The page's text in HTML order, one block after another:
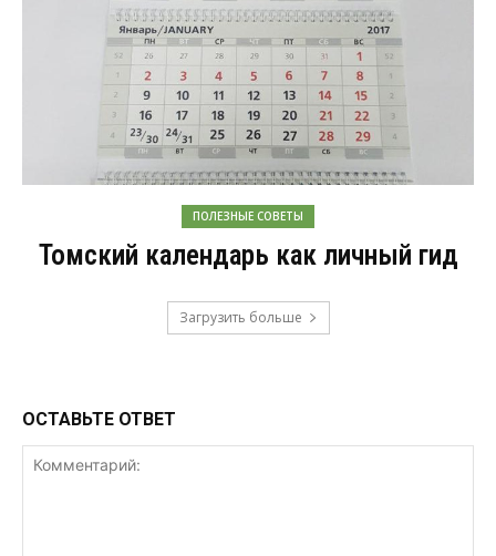
ПОЛЕЗНЫЕ СОВЕТЫ
Томский календарь как личный гид
Загрузить больше
ОСТАВЬТЕ ОТВЕТ